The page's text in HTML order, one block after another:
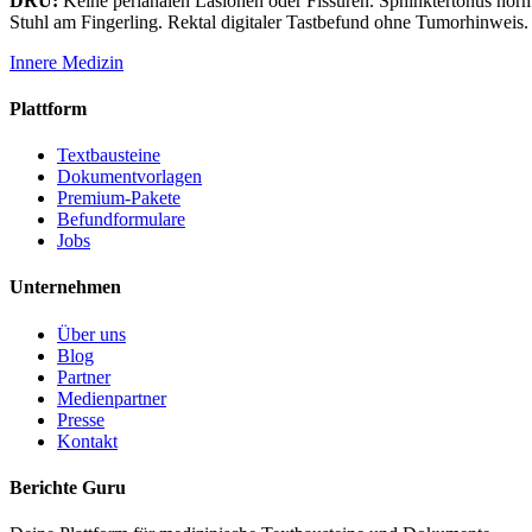
Stuhl am Fingerling. Rektal digitaler Tastbefund ohne Tumorhinweis.
Innere Medizin
Plattform
Textbausteine
Dokumentvorlagen
Premium-Pakete
Befundformulare
Jobs
Unternehmen
Über uns
Blog
Partner
Medienpartner
Presse
Kontakt
Berichte Guru